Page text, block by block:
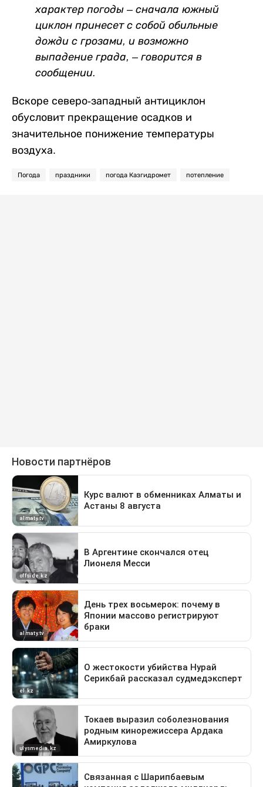
характер погоды – сначала южный
циклон принесет с собой обильные
дожди с грозами, и возможно
выпадение града, – говорится в
сообщении.
Вскоре северо-западный антициклон
обусловит прекращение осадков и
значительное понижение температуры
воздуха.
Погода праздники погода Казгидромет потепление